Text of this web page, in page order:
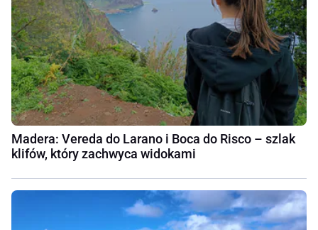
Madera: Vereda do Larano i Boca do Risco – szlak
klifów, który zachwyca widokami